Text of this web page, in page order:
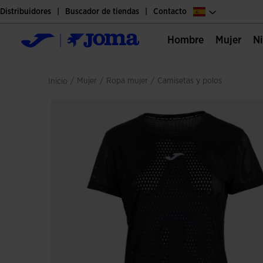
Distribuidores Buscador de tiendas Contacto
Hombre Mujer
Inicio / mujer / ropa mujer / camisetas y polos